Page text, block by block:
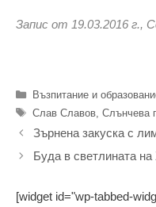
Запис от 19.03.2016 г.,
Категории
Възпитание и
Етикети
Слав Славов, Слънчева
Зърнена закуска с
Буда в светлината на
[widget id="wp-tabbed-